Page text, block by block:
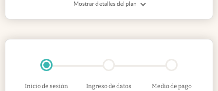
Mostrar detalles del plan
Inicio de sesión Ingreso de datos Medio de pago